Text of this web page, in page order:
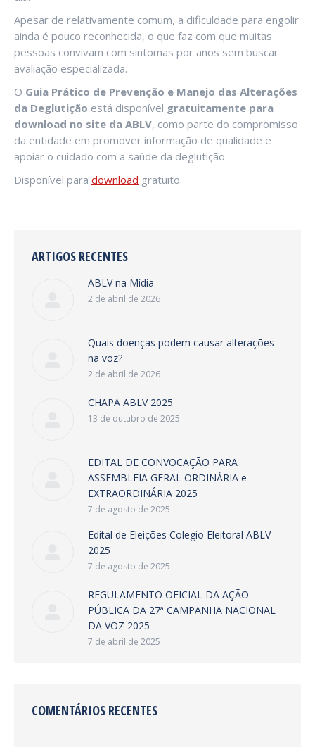
Apesar de relativamente comum, a dificuldade para engolir
ainda é pouco reconhecida, o que faz com que muitas
pessoas convivam com sintomas por anos sem buscar
avaliação especializada.
O Guia Prático de Prevenção e Manejo das Alterações
da Deglutição está disponível gratuitamente para
download no site da ABLV, como parte do compromisso
da entidade em promover informação de qualidade e
apoiar o cuidado com a saúde da deglutição.
Disponível para download gratuito.
ARTIGOS RECENTES
ABLV na Mídia
2 de abril de 2026
Quais doenças podem causar alterações
na voz?
2 de abril de 2026
CHAPA ABLV 2025
13 de outubro de 2025
EDITAL DE CONVOCAÇÃO PARA
ASSEMBLEIA GERAL ORDINÁRIA e
EXTRAORDINÁRIA 2025
7 de agosto de 2025
Edital de Eleições Colegio Eleitoral ABLV
2025
7 de agosto de 2025
REGULAMENTO OFICIAL DA AÇÃO
PÚBLICA DA 27ª CAMPANHA NACIONAL
DA VOZ 2025
7 de abril de 2025
COMENTÁRIOS RECENTES